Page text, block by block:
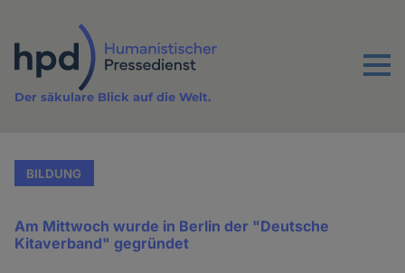
Inhalt
Menu
Der säkulare Blick auf die Welt.
BILDUNG
Am Mittwoch wurde in Berlin der "Deutsche
Kitaverband" gegründet